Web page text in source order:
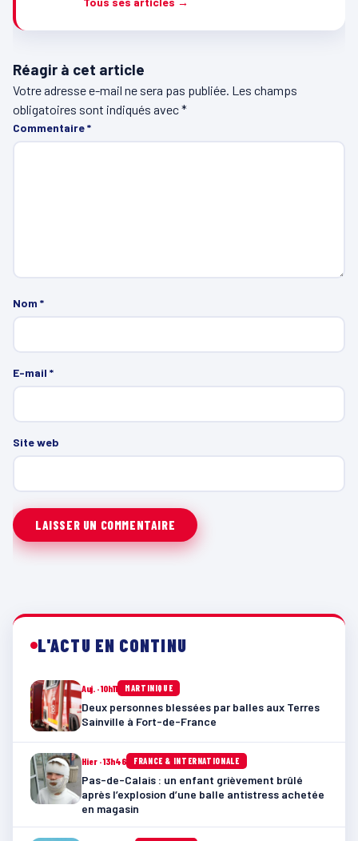
Réagir à cet article
Votre adresse e-mail ne sera pas publiée. Les champs
obligatoires sont indiqués avec*
Commentaire*
Nom *
E-mail *
Site web
L'ACTU EN CONTINU
Auj. · 10h11 MARTINIQUE
Deux personnes blessées par balles aux Terres
Sainville à Fort-de-France
Hier · 13h46 FRANCE & INTERNATIONALE
Pas-de-Calais : un enfant grièvement brûlé
après l’explosion d’une balle antistress achetée
en magasin